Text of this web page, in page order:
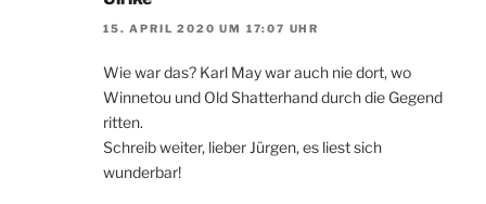
15. APRIL 2020 UM 17:07 UHR
Wie war das? Karl May war auch nie dort, wo
Winnetou und Old Shatterhand durch die Gegend
ritten.
Schreib weiter, lieber Jürgen, es liest sich
wunderbar!